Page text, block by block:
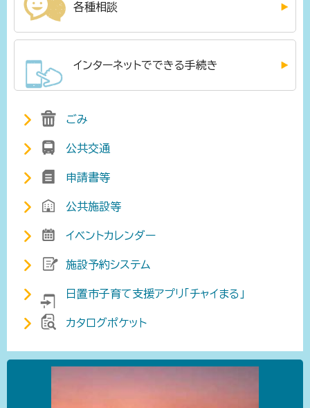
各種相談
インターネットでできる手続き
ごみ
公共交通
申請書等
公共施設等
イベントカレンダー
施設予約システム
日置市子育て支援アプリ「チャイまる」
カタログポケット